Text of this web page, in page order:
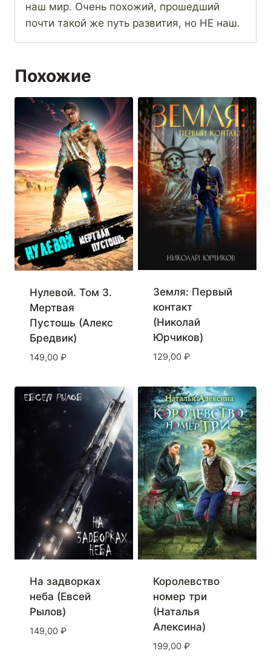
наш мир. Очень похожий, прошедший
почти такой же путь развития, но НЕ наш.
Похожие
Нулевой. Том 3.
Мертвая
Пустошь (Алекс
Бредвик)
149,00 ₽
Земля: Первый
контакт
(Николай
Юрчиков)
129,00 ₽
На задворках
неба (Евсей
Рылов)
149,00 ₽
Королевство
номер три
(Наталья
Алексина)
199,00 ₽